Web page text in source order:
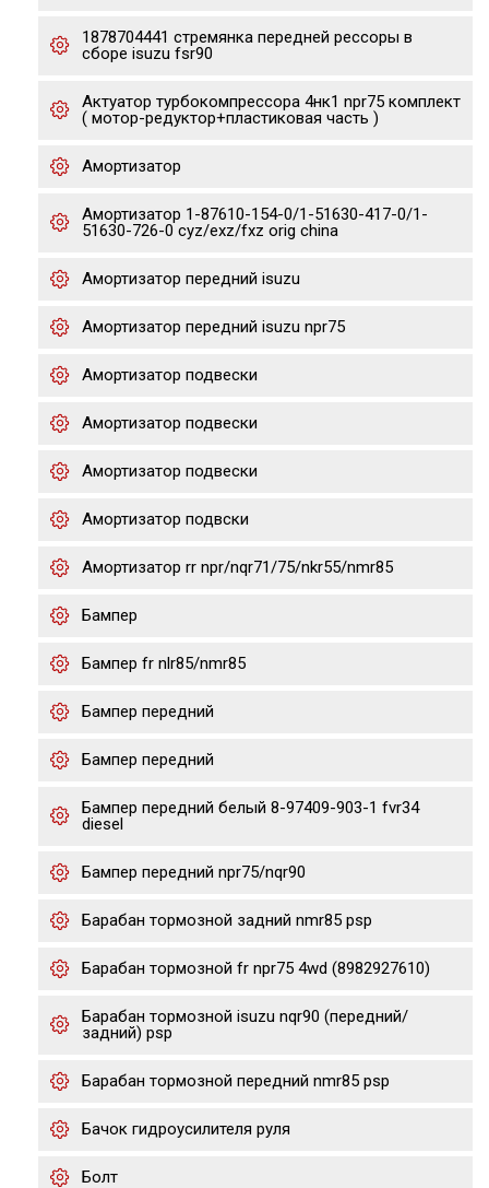
1878704441 стремянка передней рессоры в
сборе isuzu fsr90
Актуатор турбокомпрессора 4нк1 npr75 комплект
( мотор-редуктор+пластиковая часть )
Амортизатор
Амортизатор 1-87610-154-0/1-51630-417-0/1-
51630-726-0 cyz/exz/fxz orig china
Амортизатор передний isuzu
Амортизатор передний isuzu npr75
Амортизатор подвески
Амортизатор подвески
Амортизатор подвески
Амортизатор подвски
Амортизатор rr npr/nqr71/75/nkr55/nmr85
Бампер
Бампер fr nlr85/nmr85
Бампер передний
Бампер передний
Бампер передний белый 8-97409-903-1 fvr34
diesel
Бампер передний npr75/nqr90
Барабан тормозной задний nmr85 psp
Барабан тормозной fr npr75 4wd (8982927610)
Барабан тормозной isuzu nqr90 (передний/
задний) psp
Барабан тормозной передний nmr85 psp
Бачок гидроусилителя руля
Болт